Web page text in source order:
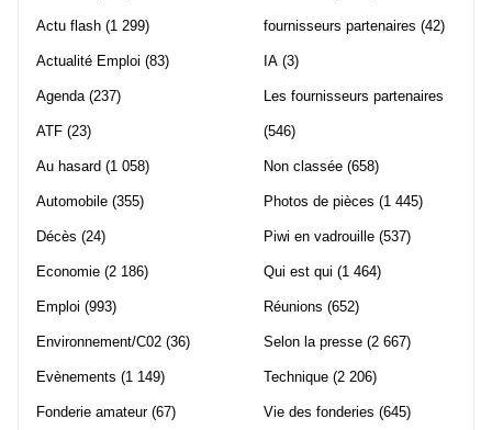
Actu flash (1 299)
Actualité Emploi (83)
Agenda (237)
ATF (23)
Au hasard (1 058)
Automobile (355)
Décès (24)
Economie (2 186)
Emploi (993)
Environnement/C02 (36)
Evènements (1 149)
Fonderie amateur(67)
fournisseurs partenaires (42)
IA (3)
Les fournisseurs partenaires
(546)
Non classée (658)
Photos de pièces (1 445)
Piwi en vadrouille (537)
Qui est qui (1 464)
Réunions (652)
Selon la presse (2 667)
Technique (2 206)
Vie des fonderies (645)